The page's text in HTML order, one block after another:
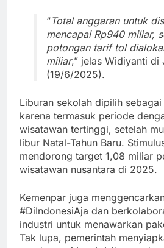
“Total anggaran untuk
mencapai Rp940 miliar,
potongan tarif tol
miliar,” jelas Widiyanti di
(19/6/2025).
Liburan sekolah dipilih
karena termasuk periode
wisatawan tertinggi, setelah
libur Natal-Tahun Baru.
mendorong target 1,08 miliar
wisatawan nusantara di 2025.
Kemenpar juga
#DiIndonesiAja dan
industri untuk menawarkan
Tak lupa, pemerintah